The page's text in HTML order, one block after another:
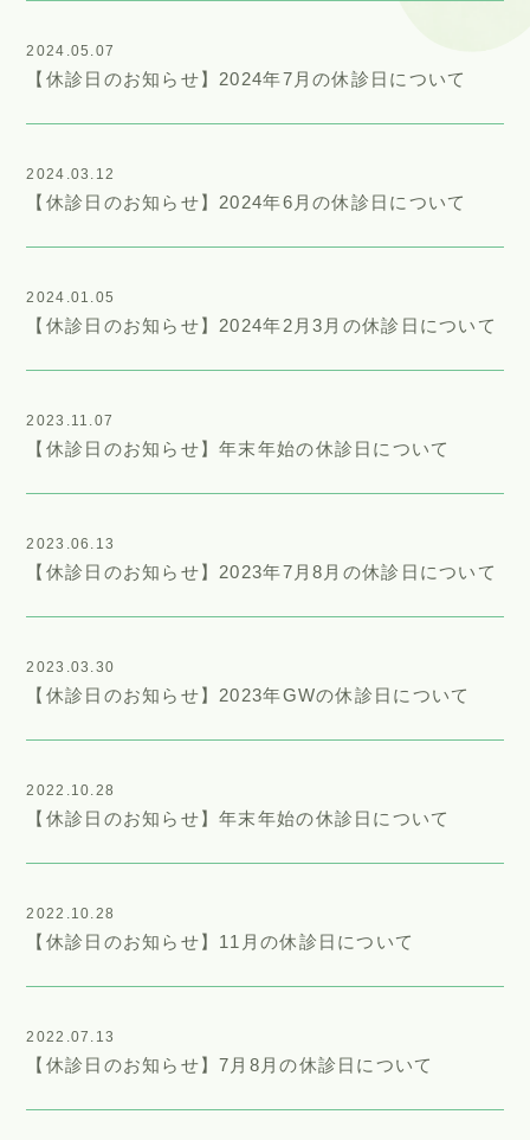
2024.05.07
【休診日のお知らせ】2024年7月の休診日について
2024.03.12
【休診日のお知らせ】2024年6月の休診日について
2024.01.05
【休診日のお知らせ】2024年2月3月の休診日について
2023.11.07
【休診日のお知らせ】年末年始の休診日について
2023.06.13
【休診日のお知らせ】2023年7月8月の休診日について
2023.03.30
【休診日のお知らせ】2023年GWの休診日について
2022.10.28
【休診日のお知らせ】年末年始の休診日について
2022.10.28
【休診日のお知らせ】11月の休診日について
2022.07.13
【休診日のお知らせ】7月8月の休診日について